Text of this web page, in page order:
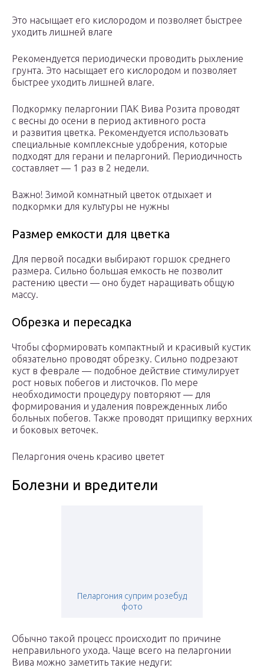
Это насыщает его кислородом и позволяет быстрее
уходить лишней влаге
Рекомендуется периодически проводить рыхление
грунта. Это насыщает его кислородом и позволяет
быстрее уходить лишней влаге.
Подкормку пеларгонии ПАК Вива Розита проводят
с весны до осени в период активного роста
и развития цветка. Рекомендуется использовать
специальные комплексные удобрения, которые
подходят для герани и пеларгоний. Периодичность
составляет — 1 раз в 2 недели.
Важно! Зимой комнатный цветок отдыхает и
подкормки для культуры не нужны
Размер емкости для цветка
Для первой посадки выбирают горшок среднего
размера. Сильно большая емкость не позволит
растению цвести — оно будет наращивать общую
массу.
Обрезка и пересадка
Чтобы сформировать компактный и красивый кустик
обязательно проводят обрезку. Сильно подрезают
куст в феврале — подобное действие стимулирует
рост новых побегов и листочков. По мере
необходимости процедуру повторяют — для
формирования и удаления поврежденных либо
больных побегов. Также проводят прищипку верхних
и боковых веточек.
Пеларгония очень красиво цветет
Болезни и вредители
Пеларгония суприм розебуд
фото
Обычно такой процесс происходит по причине
неправильного ухода. Чаще всего на пеларгонии
Вива можно заметить такие недуги: